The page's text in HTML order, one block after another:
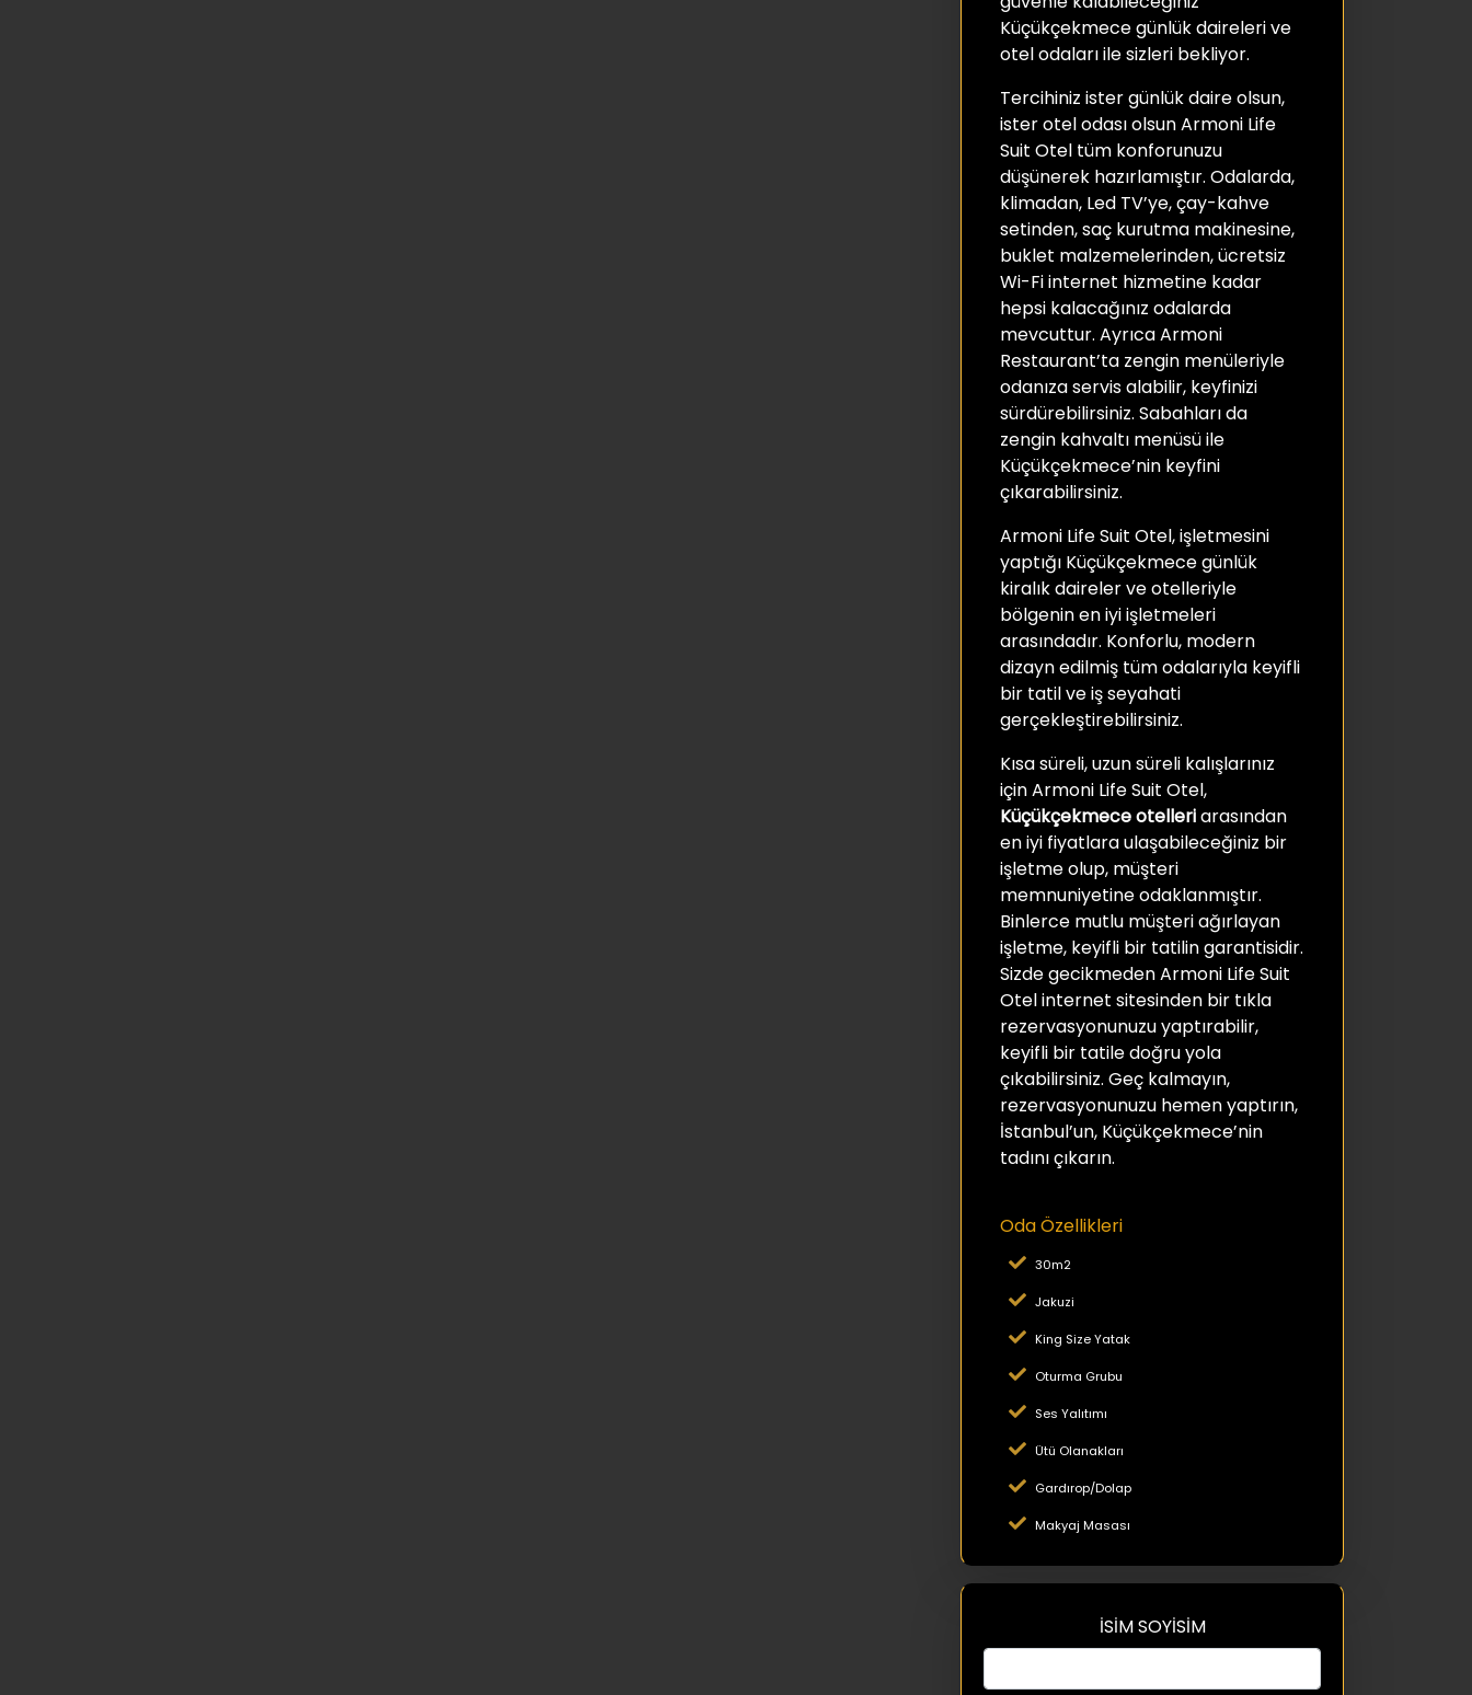
Küçükçekmece günlük daireleri ve
otel odaları ile sizleri bekliyor.
Tercihiniz ister günlük daire olsun,
ister otel odası olsun Armoni Life
Suit Otel tüm konforunuzu
düşünerek hazırlamıştır. Odalarda,
klimadan, Led TV’ye, çay-kahve
setinden, saç kurutma makinesine,
buklet malzemelerinden, ücretsiz
Wi-Fi internet hizmetine kadar
hepsi kalacağınız odalarda
mevcuttur. Ayrıca Armoni
Restaurant’ta zengin menüleriyle
odanıza servis alabilir, keyfinizi
sürdürebilirsiniz. Sabahları da
zengin kahvaltı menüsü ile
Küçükçekmece’nin keyfini
çıkarabilirsiniz.
Armoni Life Suit Otel, işletmesini
yaptığı Küçükçekmece günlük
kiralık daireler ve otelleriyle
bölgenin en iyi işletmeleri
arasındadır. Konforlu, modern
dizayn edilmiş tüm odalarıyla keyifli
bir tatil ve iş seyahati
gerçekleştirebilirsiniz.
Kısa süreli, uzun süreli kalışlarınız
için Armoni Life Suit Otel,
Küçükçekmece otelleriarasından
en iyi fiyatlara ulaşabileceğiniz bir
işletme olup, müşteri
memnuniyetine odaklanmıştır.
Binlerce mutlu müşteri ağırlayan
işletme, keyifli bir tatilin garantisidir.
Sizde gecikmeden Armoni Life Suit
Otel internet sitesinden bir tıkla
rezervasyonunuzu yaptırabilir,
keyifli bir tatile doğru yola
çıkabilirsiniz. Geç kalmayın,
rezervasyonunuzu hemen yaptırın,
İstanbul’un, Küçükçekmece’nin
tadını çıkarın.
Oda Özellikleri
30m2
Jakuzi
King Size Yatak
Oturma Grubu
Ses Yalıtımı
Ütü Olanakları
Gardırop/Dolap
Makyaj Masası
İSİM SOYİSİM